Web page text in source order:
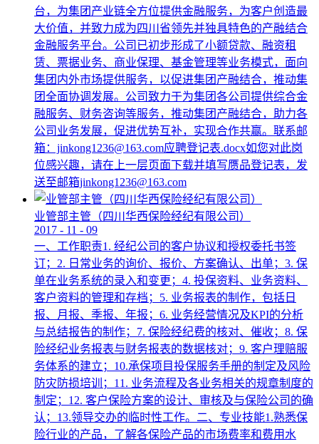
台，为集团产业链全方位提供金融服务，为客户创造最
大价值，并致力成为四川省领先并独具特色的产融结合
金融服务平台。公司已初步形成了小额贷款、融资租
赁、票据业务、商业保理、基金管理等业务模式，面向
集团内外市场提供服务，以促进集团产融结合，推动集
团全面协调发展。公司致力于为集团各公司提供综合金
融服务、财务咨询等服务，推动集团产融结合，助力各
公司业务发展，促进优势互补，实现合作共赢。联系邮
箱：jinkong1236@163.com应聘登记表.docx如您对此岗
位感兴趣，请在上一层页面下载并填写赝品登记表，发
送至邮箱jinkong1236@163.com
业管部主管（四川华西保险经纪有限公司）
2017 - 11 - 09
一、工作职责1. 经纪公司的客户协议和授权委托书签
订；2. 日常业务的询价、报价、方案确认、出单；3. 保
单在业务系统的录入和变更；4. 投保资料、业务资料、
客户资料的管理和存档；5. 业务报表的制作，包括日
报、月报、季报、年报；6. 业务经营情况及KPI的分析
与总结报告的制作；7. 保险经纪费的核对、催收；8. 保
险经纪业务报表与财务报表的数据核对；9. 客户理赔服
务体系的建立；10.承保项目投保服务手册的制定及风险
防灾防损培训；11. 业务流程及各业务相关的规章制度的
制定；12. 客户保险方案的设计、审核及与保险公司的确
认；13.领导交办的临时性工作。二、专业技能1.熟悉保
险行业的产品，了解各保险产品的市场费率和费用水